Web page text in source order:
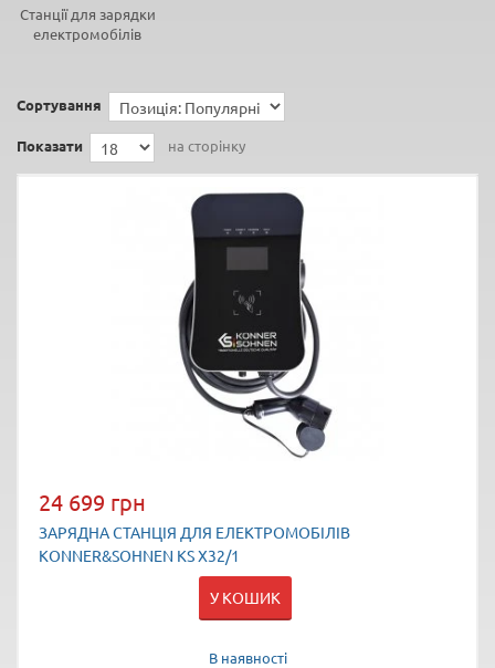
Станції для зарядки
електромобілів
Сортування
Показати на сторінку
24 699 грн
ЗАРЯДНА СТАНЦІЯ ДЛЯ ЕЛЕКТРОМОБІЛІВ
KONNER&SOHNEN KS X32/1
У КОШИК
В наявності